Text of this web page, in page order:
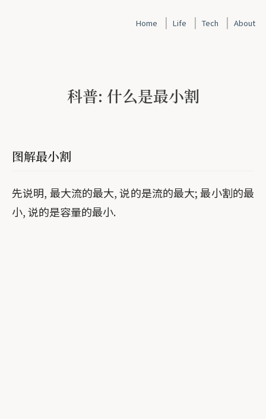
Home | Life | Tech | About
科普: 什么是最小割
图解最小割
先说明, 最大流的最大, 说的是流的最大; 最小割的最
小, 说的是容量的最小.